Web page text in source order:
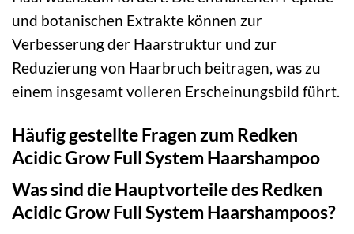
und botanischen Extrakte können zur
Verbesserung der Haarstruktur und zur
Reduzierung von Haarbruch beitragen, was zu
einem insgesamt volleren Erscheinungsbild führt.
Häufig gestellte Fragen zum Redken
Acidic Grow Full System Haarshampoo
Was sind die Hauptvorteile des Redken
Acidic Grow Full System Haarshampoos?